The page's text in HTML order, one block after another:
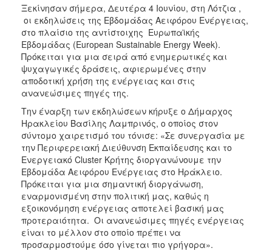
ΠΟΛΗΞεκίνησαν σήμερα, Δευτέρα 4 Ιουνίου, στη Λότζια ,
οι εκδηλώσεις της Εβδομάδας Αειφόρου Ενέργειας,
στο πλαίσιο της αντίστοιχης Ευρωπαϊκής
Εβδομάδας (European Sustainable Energy Week).
Πρόκειται για μια σειρά από ενημερωτικές και
ψυχαγωγικές δράσεις, αφιερωμένες στην
αποδοτική χρήση της ενέργειας και στις
ανανεώσιμες πηγές της.
Την έναρξη των εκδηλώσεων κήρυξε ο Δήμαρχος
Ηρακλείου Βασίλης Λαμπρινός, ο οποίος στον
σύντομο χαιρετισμό του τόνισε: «Σε συνεργασία με
την Περιφερειακή Διεύθυνση Εκπαίδευσης και το
Ενεργειακό Cluster Κρήτης διοργανώνουμε την
Εβδομάδα Αειφόρου Ενέργειας στο Ηράκλειο.
Πρόκειται για μια σημαντική διοργάνωση,
εναρμονισμένη στην πολιτική μας, καθώς η
εξοικονόμηση ενέργειας αποτελεί βασική μας
προτεραιότητα. Οι ανανεώσιμες πηγές ενέργειας
είναι το μέλλον στο οποίο πρέπει να
προσαρμοστούμε όσο γίνεται πιο γρήγορα».